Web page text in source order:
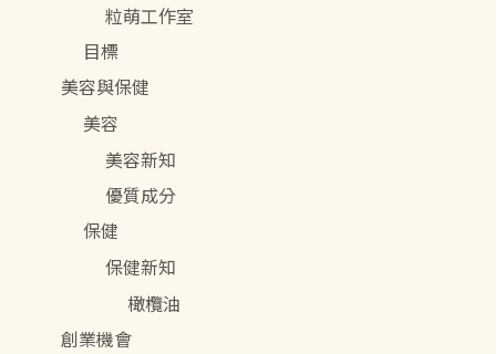
粒萌工作室
目標
美容與保健
美容
美容新知
優質成分
保健
保健新知
橄欖油
創業機會